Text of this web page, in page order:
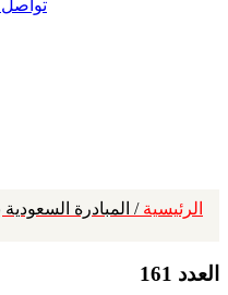
تواصل
الرئيسية / المبادرة
العدد 161